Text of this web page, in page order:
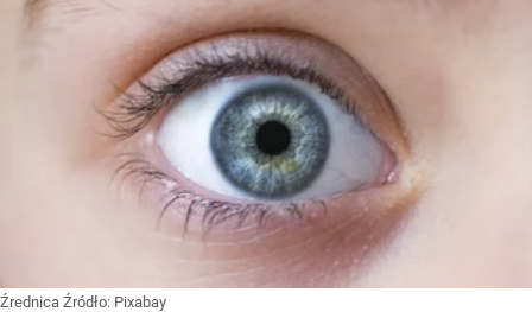
Źrednica Źródło: Pixabay